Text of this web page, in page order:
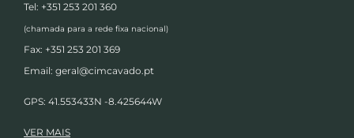
Tel: +351 253 201 360
(chamada para a rede fixa nacional)
Fax: +351 253 201 369
Email: geral@cimcavado.pt
GPS: 41.553433N -8.425644W
VER MAIS